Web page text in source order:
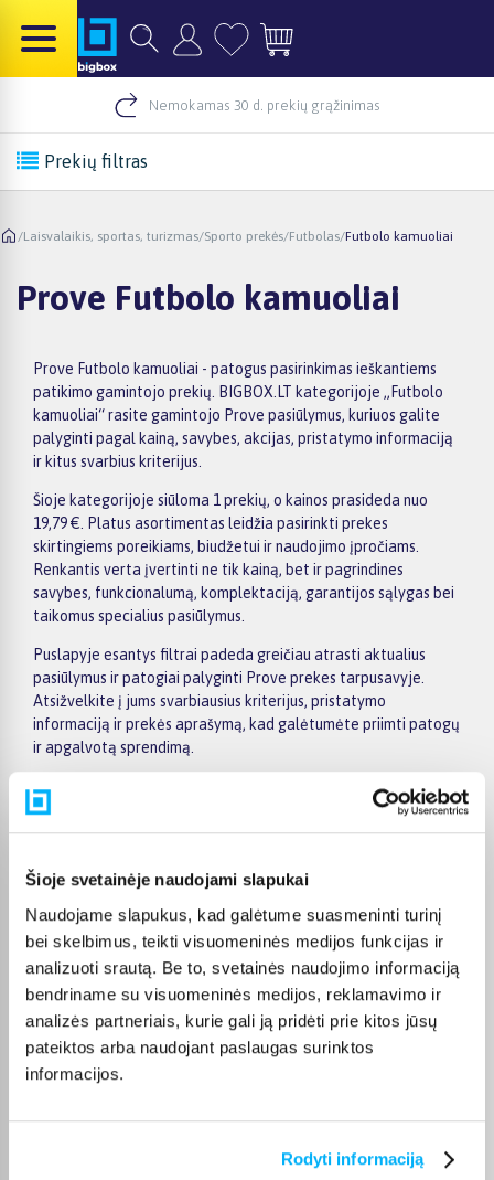
Šioje svetainėje naudojami slapukai
Naudojame slapukus, kad galėtume suasmeninti turinį
bei skelbimus, teikti visuomeninės medijos funkcijas ir
analizuoti srautą. Be to, svetainės naudojimo informaciją
bendriname su visuomeninės medijos, reklamavimo ir
analizės partneriais, kurie gali ją pridėti prie kitos jūsų
pateiktos arba naudojant paslaugas surinktos
informacijos.
Rodyti informaciją
Nemokamas 30 d. prekių grąžinimas
Prekių filtras
/Laisvalaikis, sportas, turizmas/Sporto prekės/Futbolas/Futbolo kamuoliai
Prove Futbolo kamuoliai
Prove Futbolo kamuoliai - patogus pasirinkimas ieškantiems
patikimo gamintojo prekių. BIGBOX.LT kategorijoje „Futbolo
kamuoliai“ rasite gamintojo Prove pasiūlymus, kuriuos galite
palyginti pagal kainą, savybes, akcijas, pristatymo informaciją
ir kitus svarbius kriterijus.
Šioje kategorijoje siūloma 1 prekių, o kainos prasideda nuo
19,79 €. Platus asortimentas leidžia pasirinkti prekes
skirtingiems poreikiams, biudžetui ir naudojimo įpročiams.
Renkantis verta įvertinti ne tik kainą, bet ir pagrindines
savybes, funkcionalumą, komplektaciją, garantijos sąlygas bei
taikomus specialius pasiūlymus.
Puslapyje esantys filtrai padeda greičiau atrasti aktualius
pasiūlymus ir patogiai palyginti Prove prekes tarpusavyje.
Atsižvelkite į jums svarbiausius kriterijus, pristatymo
informaciją ir prekės aprašymą, kad galėtumėte priimti patogų
ir apgalvotą sprendimą.
Palyginkite Prove prekes BIGBOX.LT ir išsirinkite tinkamiausią
variantą internetu.
Pirkėjų atsiliepimai apie prekes
Julita R.
Patvirtintas pirkėjas
Puikus kamuolys
Aidas D.